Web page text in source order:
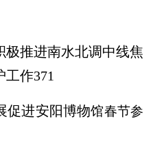
极推进南水北调中线焦
工作371
促进安阳博物馆春节参